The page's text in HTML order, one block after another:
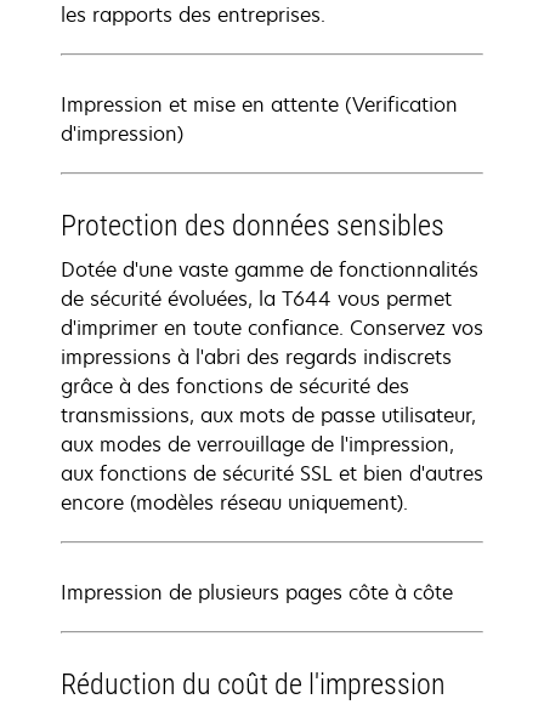
les rapports des entreprises.
Impression et mise en attente (Verification
d'impression)
Protection des données sensibles
Dotée d'une vaste gamme de fonctionnalités
de sécurité évoluées, la T644 vous permet
d'imprimer en toute confiance. Conservez vos
impressions à l'abri des regards indiscrets
grâce à des fonctions de sécurité des
transmissions, aux mots de passe utilisateur,
aux modes de verrouillage de l'impression,
aux fonctions de sécurité SSL et bien d'autres
encore (modèles réseau uniquement).
Impression de plusieurs pages côte à côte
Réduction du coût de l'impression